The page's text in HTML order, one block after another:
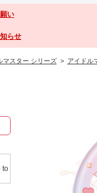
STORE
STORE TOP
ッズ
ドラゴンボ
い
らせ
マスター シリーズ> アイドル
to